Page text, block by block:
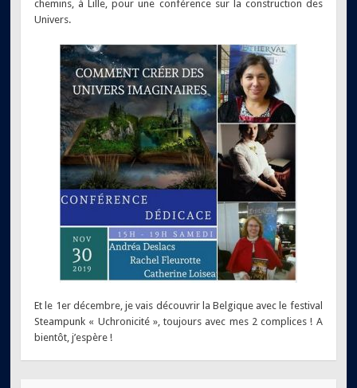
chemins, à Lille, pour une conférence sur la construction des
Univers.
Et le 1er décembre, je vais découvrir la Belgique avec le festival
Steampunk « Uchronicité », toujours avec mes 2 complices ! A
bientôt, j’espère !